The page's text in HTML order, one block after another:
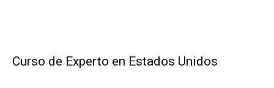
Curso de Experto en Estados Unidos